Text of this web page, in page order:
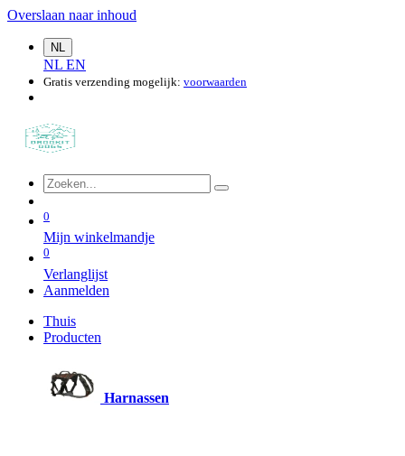
Overslaan naar inhoud
NL
NL EN
Gratis verzending mogelijk: voorwaarden
0
Mijn winkelmandje
0
Verlanglijst
Aanmelden
Thuis
Producten
Harnassen